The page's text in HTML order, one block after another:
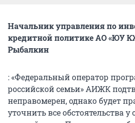
Начальник управления по
кредитной политике АО «ЮУ
Рыбалкин
: «Федеральный оператор
российской семьи» АИЖК
неправомерен, однако будет
уточнить все обстоятельства у